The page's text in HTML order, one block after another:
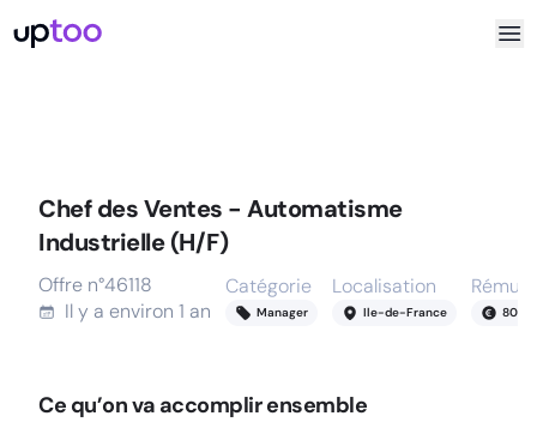
Chef des Ventes - Automatisme
Industrielle (H/F)
Offre n°46118
Il y a environ 1 an
Catégorie
Manager
Localisation
Ile-de-France 80
Ce qu’on va accomplir ensemble